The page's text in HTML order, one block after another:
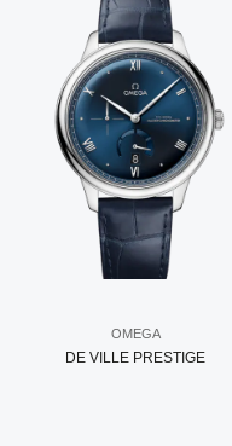
OMEGA
DE VILLE PRESTIGE